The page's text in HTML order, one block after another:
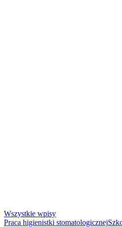
Wszystkie wpisy
Praca higienistki stomatologicznej